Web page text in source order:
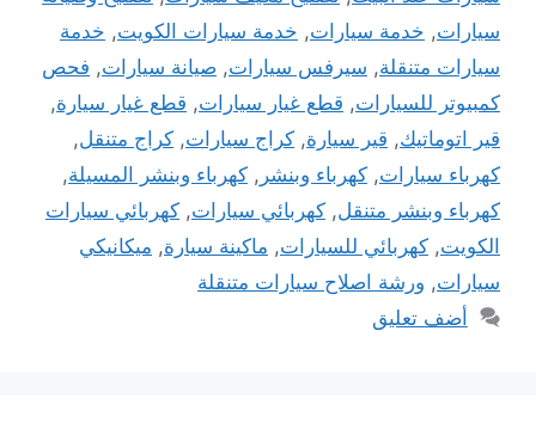
سيارات, خدمة سيارات, خدمة سيارات الكويت, خدمة
سيارات متنقلة, سيرفس سيارات, صيانة سيارات, فحص
كمبيوتر للسيارات, قطع غيار سيارات, قطع غيار سيارة,
قير اتوماتيك, قير سيارة, كراج سيارات, كراج متنقل,
كهرباء سيارات, كهرباء وبنشر , كهرباء وبنشر المسيلة,
كهرباء وبنشر متنقل, كهربائي سيارات, كهربائي سيارات
الكويت, كهربائي للسيارات, ماكينة سيارة, ميكانيكي
سيارات, ورشة اصلاح سيارات متنقلة
أضف تعليق